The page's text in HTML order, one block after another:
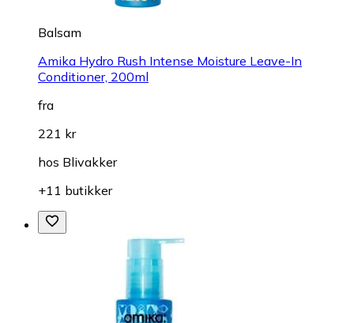
Balsam
Amika Hydro Rush Intense Moisture Leave-In
Conditioner, 200ml
fra
221 kr
hos Blivakker
+11 butikker